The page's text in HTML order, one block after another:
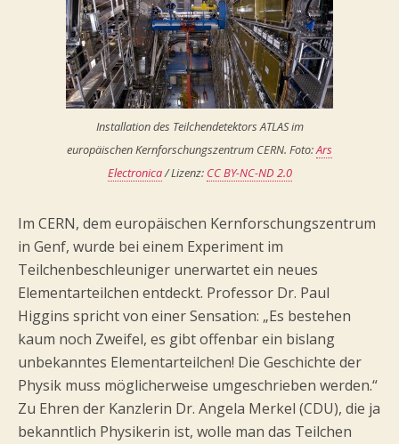
Installation des Teilchendetektors ATLAS im
europäischen Kernforschungszentrum CERN. Foto:Ars
Electronica/ Lizenz: CC BY-NC-ND 2.0
Im CERN, dem europäischen Kernforschungszentrum
in Genf, wurde bei einem Experiment im
Teilchenbeschleuniger unerwartet ein neues
Elementarteilchen entdeckt. Professor Dr. Paul
Higgins spricht von einer Sensation: „Es bestehen
kaum noch Zweifel, es gibt offenbar ein bislang
unbekanntes Elementarteilchen! Die Geschichte der
Physik muss möglicherweise umgeschrieben werden.“
Zu Ehren der Kanzlerin Dr. Angela Merkel (CDU), die ja
bekanntlich Physikerin ist, wolle man das Teilchen